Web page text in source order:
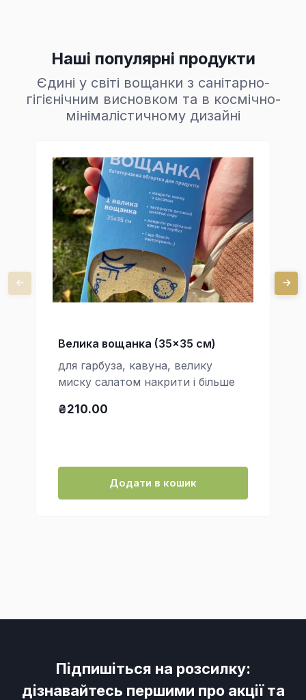
Наші популярні продукти
Єдині у світі вощанки з санітарно-
гігієнічним висновком та в космічно-
мінімалістичному дизайні
Велика вощанка (35x35 см)
для гарбуза, кавуна, велику
миску салатом накрити і більше
₴210.00
Додати в кошик
Підпишіться на розсилку:
дізнавайтесь першими про акції та